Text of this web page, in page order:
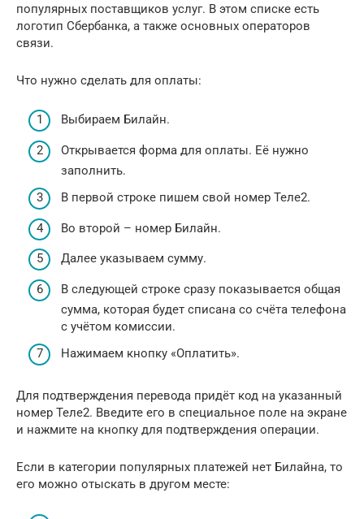
популярных поставщиков услуг. В этом списке есть
логотип Сбербанка, а также основных операторов
связи.
Что нужно сделать для оплаты:
Выбираем Билайн.
Открывается форма для оплаты. Её нужно
заполнить.
В первой строке пишем свой номер Теле2.
Во второй – номер Билайн.
Далее указываем сумму.
В следующей строке сразу показывается общая
сумма, которая будет списана со счёта телефона
с учётом комиссии.
Нажимаем кнопку «Оплатить».
Для подтверждения перевода придёт код на указанный
номер Теле2. Введите его в специальное поле на экране
и нажмите на кнопку для подтверждения операции.
Если в категории популярных платежей нет Билайна, то
его можно отыскать в другом месте: